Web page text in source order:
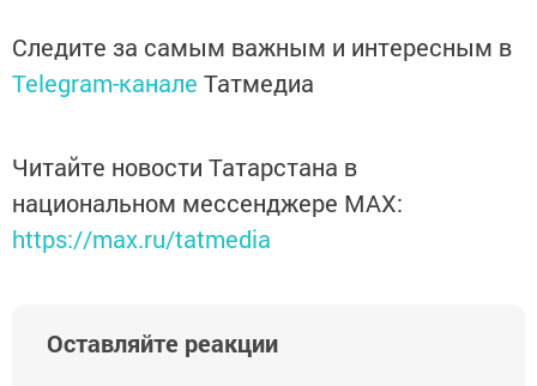
Следите за самым важным и интересным в
Telegram-канале Татмедиа
Читайте новости Татарстана в
национальном мессенджере MАХ:
https://max.ru/tatmedia
Оставляйте реакции